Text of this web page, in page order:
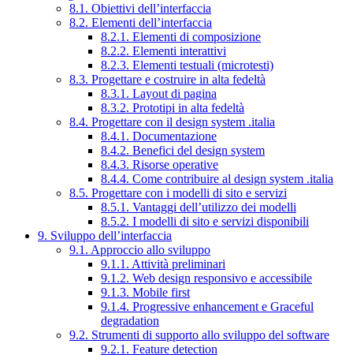
8.1. Obiettivi dell’interfaccia
8.2. Elementi dell’interfaccia
8.2.1. Elementi di composizione
8.2.2. Elementi interattivi
8.2.3. Elementi testuali (microtesti)
8.3. Progettare e costruire in alta fedeltà
8.3.1. Layout di pagina
8.3.2. Prototipi in alta fedeltà
8.4. Progettare con il design system .italia
8.4.1. Documentazione
8.4.2. Benefici del design system
8.4.3. Risorse operative
8.4.4. Come contribuire al design system .italia
8.5. Progettare con i modelli di sito e servizi
8.5.1. Vantaggi dell’utilizzo dei modelli
8.5.2. I modelli di sito e servizi disponibili
9. Sviluppo dell’interfaccia
9.1. Approccio allo sviluppo
9.1.1. Attività preliminari
9.1.2. Web design responsivo e accessibile
9.1.3. Mobile first
9.1.4. Progressive enhancement e Graceful
degradation
9.2. Strumenti di supporto allo sviluppo del software
9.2.1. Feature detection